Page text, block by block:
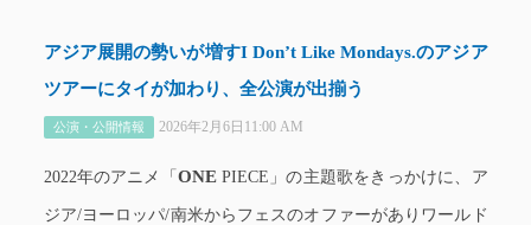
アジア展開の勢いが増すI Don’t Like Mondays.のアジア
ツアーにタイが加わり、全公演が出揃う
公演・公開情報 2026年2月6日11:00 AM
2022年のアニメ「 ONEPIECE」の主題歌をきっかけに、ア
ジア/ヨーロッパ/南米からフェスのオファーがありワールド